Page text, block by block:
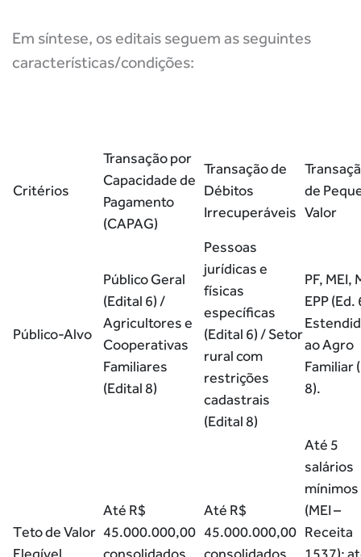
Em síntese, os editais seguem as seguintes
características/condições:
Critérios
Transação por
Capacidade de
Pagamento
(CAPAG)
Transação de
Débitos
Irrecuperáveis
de
Valor
Público-Alvo
Público Geral
(Edital 6) /
Agricultores e
Cooperativas
Familiares
(Edital 8)
Pessoas
jurídicas e
físicas
específicas
(Edital 6) / Setor
rural com
restrições
cadastrais
(Edital 8)
PF, MEI,
EPP (Ed.
ao Agro
Familiar
8).
Teto de Valor
Até R$
45.000.000,00
Até R$
45.000.000,00
Até 5
salários
mínimos
(MEI –
Receita